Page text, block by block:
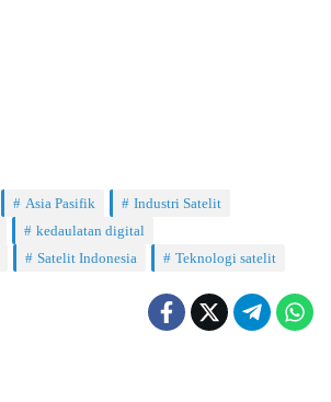
Asia Pasifik
Industri Satelit
kedaulatan digital
Satelit Indonesia Teknologi satelit